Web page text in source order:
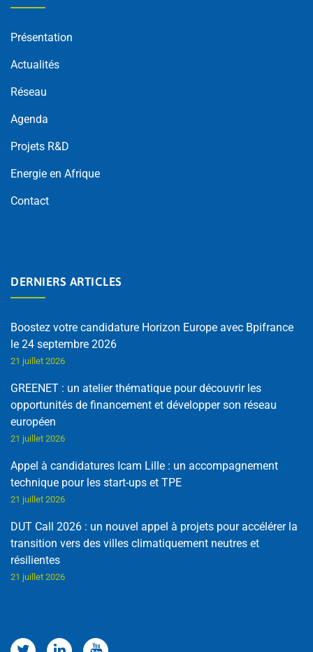
Présentation
Actualités
Réseau
Agenda
Projets R&D
Energie en Afrique
Contact
DERNIERS ARTICLES
Boostez votre candidature Horizon Europe avec Bpifrance
le 24 septembre 2026
21 juillet 2026
GREENET : un atelier thématique pour découvrir les
opportunités de financement et développer son réseau
européen
21 juillet 2026
Appel à candidatures Icam Lille : un accompagnement
technique pour les start-ups et TPE
21 juillet 2026
DUT Call 2026 : un nouvel appel à projets pour accélérer la
transition vers des villes climatiquement neutres et
résilientes
21 juillet 2026